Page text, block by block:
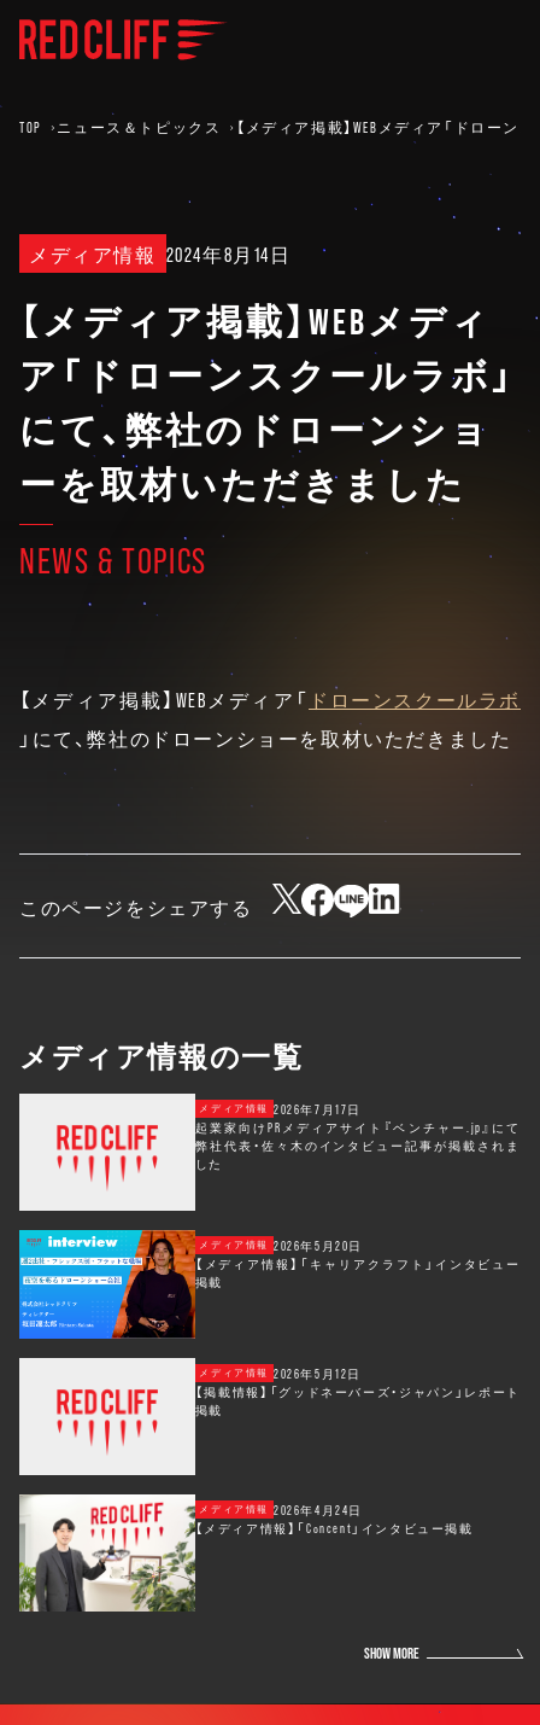
TOP ニュース＆トピックス 【メディア掲載】WEBメディア「ドロー
メディア情報 2024年8月14日
【メディア掲載】WEBメディ
ア「ドローンスクールラボ」
にて、弊社のドローンショ
ーを取材いただきました
NEWS & TOPICS
【メディア掲載】WEBメディア「 ドローンスクールラボ
」にて、弊社のドローンショーを取材いただきました
このページをシェアする
メディア情報の一覧
2026年7月17日
メディア情報
起業家向けPRメディアサイト『ベンチャー.jp』にて
弊社代表・佐々木のインタビュー記事が掲載されま
した
2026年5月20日
メディア情報
【メディア情報】「キャリアクラフト」インタビュー
掲載
2026年5月12日
メディア情報
【掲載情報】「グッドネーバーズ・ジャパン」レポート
掲載
2026年4月24日
メディア情報
【メディア情報】「Concent」インタビュー掲載
SHOW MORE